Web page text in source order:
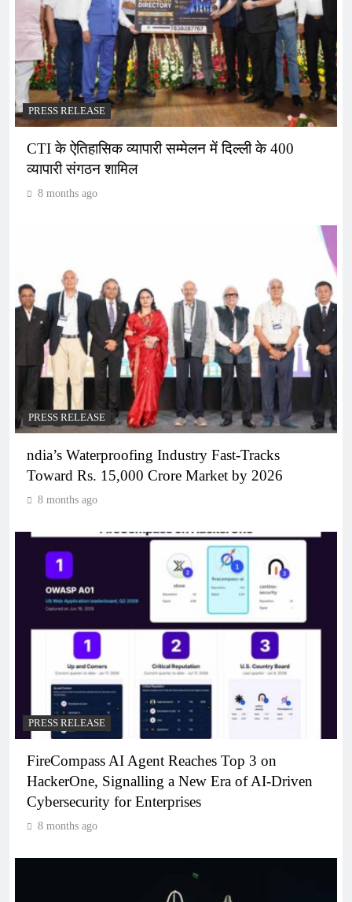
PRESS RELEASE
CTI के ऐतिहासिक व्यापारी सम्मेलन में दिल्ली के 400
व्यापारी संगठन शामिल
8 months ago
PRESS RELEASE
ndia’s Waterproofing Industry Fast-Tracks
Toward Rs. 15,000 Crore Market by 2026
8 months ago
PRESS RELEASE
FireCompass AI Agent Reaches Top 3 on
HackerOne, Signalling a New Era of AI-Driven
Cybersecurity for Enterprises
8 months ago